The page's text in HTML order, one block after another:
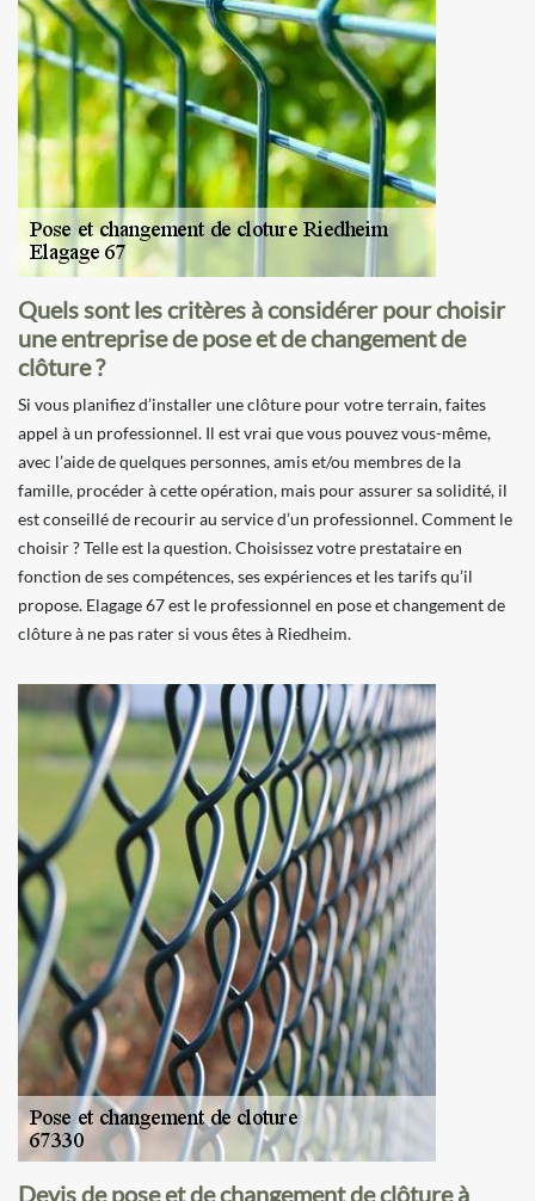
Quels sont les critères à considérer pour choisir
une entreprise de pose et de changement de
clôture ?
Si vous planifiez d’installer une clôture pour votre terrain, faites
appel à un professionnel. Il est vrai que vous pouvez vous-même,
avec l’aide de quelques personnes, amis et/ou membres de la
famille, procéder à cette opération, mais pour assurer sa solidité, il
est conseillé de recourir au service d’un professionnel. Comment le
choisir ? Telle est la question. Choisissez votre prestataire en
fonction de ses compétences, ses expériences et les tarifs qu’il
propose. Elagage 67 est le professionnel en pose et changement de
clôture à ne pas rater si vous êtes à Riedheim.
Devis de pose et de changement de clôture à